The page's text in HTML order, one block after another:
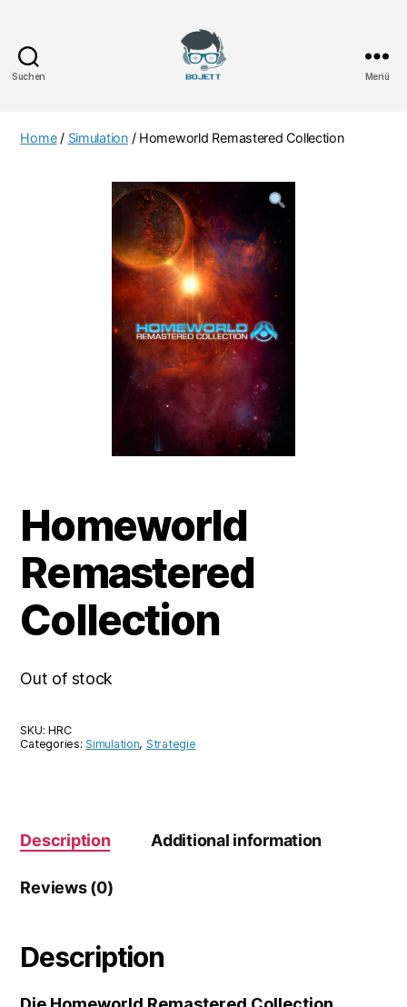
Suchen Menü
Home/ Simulation/ Homeworld Remastered Collection
Homeworld
Remastered
Collection
Out of stock
SKU:HRC
Categories:Simulation, Strategie
Description Additional information
Reviews (0)
Description